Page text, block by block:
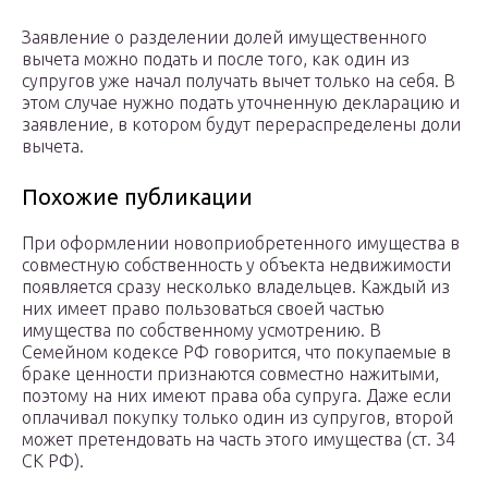
Заявление о разделении долей имущественного
вычета можно подать и после того, как один из
супругов уже начал получать вычет только на себя. В
этом случае нужно подать уточненную декларацию и
заявление, в котором будут перераспределены доли
вычета.
Похожие публикации
При оформлении новоприобретенного имущества в
совместную собственность у объекта недвижимости
появляется сразу несколько владельцев. Каждый из
них имеет право пользоваться своей частью
имущества по собственному усмотрению. В
Семейном кодексе РФ говорится, что покупаемые в
браке ценности признаются совместно нажитыми,
поэтому на них имеют права оба супруга. Даже если
оплачивал покупку только один из супругов, второй
может претендовать на часть этого имущества (ст. 34
СК РФ).